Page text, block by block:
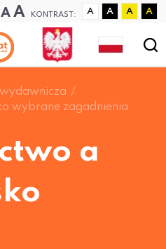
A A KONTRAST: A A A A
wybrane zagadnienia
a